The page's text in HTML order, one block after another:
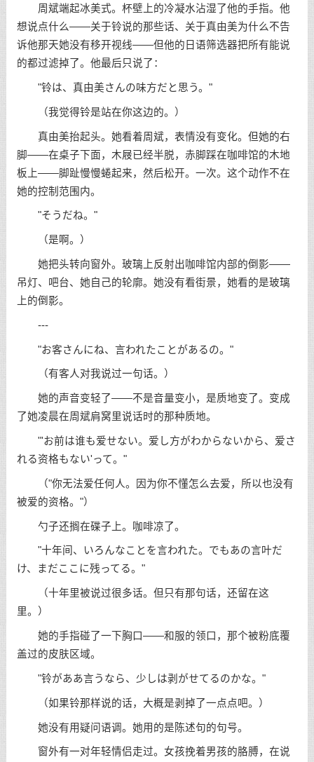
周斌端起冰美式。杯壁上的冷凝水沾湿了他的手指。他
想说点什么——关于铃说的那些话、关于真由美为什么不告
诉他那天她没有移开视线——但他的日语筛选器把所有能说
的都过滤掉了。他最后只说了：
"铃は、真由美さんの味方だと思う。"
（我觉得铃是站在你这边的。）
真由美抬起头。她看着周斌，表情没有变化。但她的右
脚——在桌子下面，木屐已经半脱，赤脚踩在咖啡馆的木地
板上——脚趾慢慢蜷起来，然后松开。一次。这个动作不在
她的控制范围内。
"そうだね。"
（是啊。）
她把头转向窗外。玻璃上反射出咖啡馆内部的倒影——
吊灯、吧台、她自己的轮廓。她没有看街景，她看的是玻璃
上的倒影。
---
"お客さんにね、言われたことがあるの。"
（有客人对我说过一句话。）
她的声音变轻了——不是音量变小，是质地变了。变成
了她凌晨在周斌肩窝里说话时的那种质地。
"'お前は谁も爱せない。爱し方がわからないから、爱さ
れる资格もない'って。"
（"你无法爱任何人。因为你不懂怎么去爱，所以也没有
被爱的资格。"）
勺子还搁在碟子上。咖啡凉了。
"十年间、いろんなことを言われた。でもあの言叶だ
け、まだここに残ってる。"
（十年里被说过很多话。但只有那句话，还留在这
里。）
她的手指碰了一下胸口——和服的领口，那个被粉底覆
盖过的皮肤区域。
"铃がああ言うなら、少しは剥がせてるのかな。"
（如果铃那样说的话，大概是剥掉了一点点吧。）
她没有用疑问语调。她用的是陈述句的句号。
窗外有一对年轻情侣走过。女孩挽着男孩的胳膊，在说